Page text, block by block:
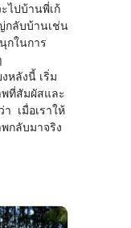
ไปบ้านพี่เก้
กลับบ้านเช่น
กในการ
หลังนี้ เริ่ม
ที่สัมผัสและ
เมื่อเราให้
กลับมาจริง